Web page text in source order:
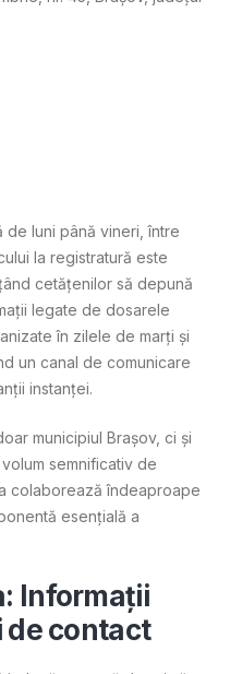
luni până vineri, între
la registratură este
cetățenilor să depună
legate de dosarele
în zilele de marți și
un canal de comunicare
instanței.
municipiul Brașov, ci și
semnificativ de
colaborează îndeaproape
esențială a
Informații
de contact